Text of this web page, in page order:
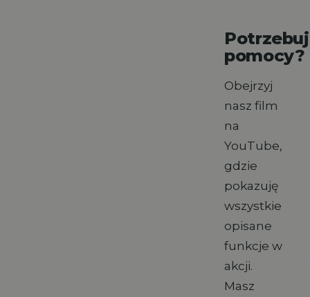
pomocy?
Obejrzyj
nasz film
na
YouTube,
gdzie
pokazuję
wszystkie
opisane
funkcje w
akcji.
Masz